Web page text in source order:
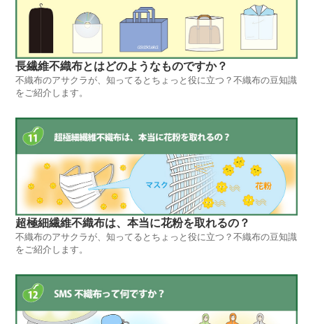
長繊維不織布とはどのようなものですか？
不織布のアサクラが、知ってるとちょっと役に立つ？不織布の豆知識
をご紹介します。
超極細繊維不織布は、本当に花粉を取れるの？
不織布のアサクラが、知ってるとちょっと役に立つ？不織布の豆知識
をご紹介します。